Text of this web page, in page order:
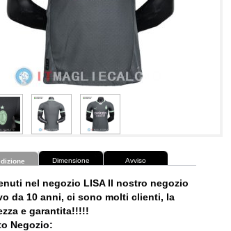
Dimensione Avviso
nel negozio LISA Il nostro negozio
da 10 anni, ci sono molti clienti, la
e garantita!!!!!
Negozio: